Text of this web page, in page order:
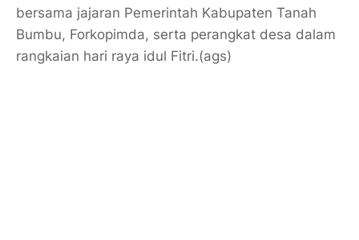
bersama jajaran Pemerintah Kabupaten Tanah
Bumbu, Forkopimda, serta perangkat desa dalam
rangkaian hari raya idul Fitri.(ags)